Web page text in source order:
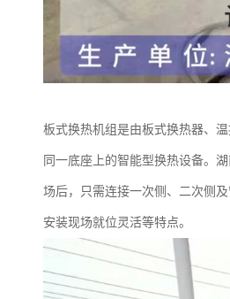
板式换热机组是由板式换热器、
同一底座上的智能型换热设备。
场后，只需连接一次侧、二次侧
安装现场就位灵活等特点。